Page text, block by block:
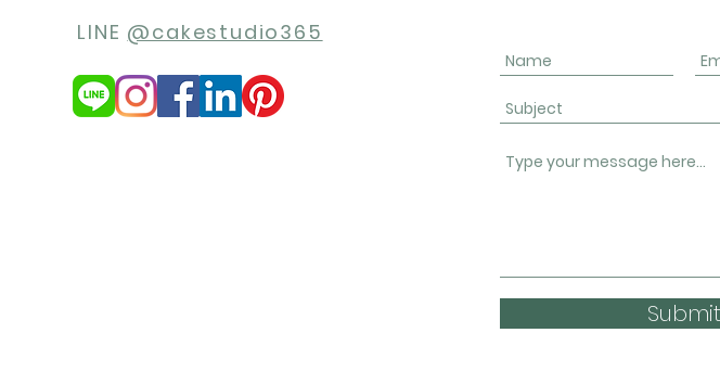
LINE @cakestudio365
Submit